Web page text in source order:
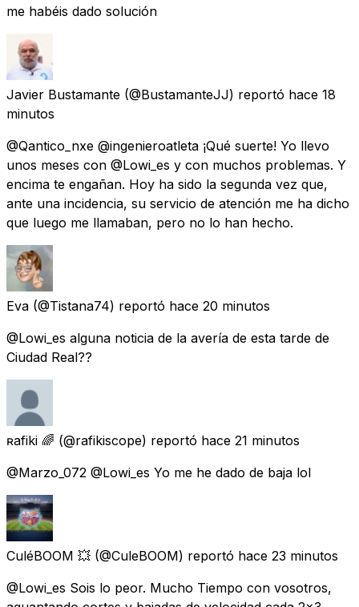
me habéis dado solución
Javier Bustamante (@BustamanteJJ) reportó hace 18
minutos
@Qantico_nxe @ingenieroatleta ¡Qué suerte! Yo llevo
unos meses con @Lowi_es y con muchos problemas. Y
encima te engañan. Hoy ha sido la segunda vez que,
ante una incidencia, su servicio de atención me ha dicho
que luego me llamaban, pero no lo han hecho.
Eva (@Tistana74) reportó hace 20 minutos
@Lowi_es alguna noticia de la avería de esta tarde de
Ciudad Real??
ʀafiki 🌈 (@rafikiscope) reportó hace 21 minutos
@Marzo_072 @Lowi_es Yo me he dado de baja lol
CuléBOOM 💥 (@CuleBOOM) reportó hace 23 minutos
@Lowi_es Sois lo peor. Mucho Tiempo con vosotros,